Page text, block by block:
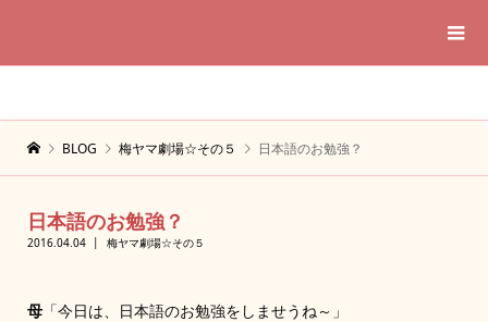
BLOG 梅ヤマ劇場☆その５ 日本語のお勉強？
日本語のお勉強？
2016.04.04 梅ヤマ劇場☆その５
母「今日は、日本語のお勉強をしませうね～」